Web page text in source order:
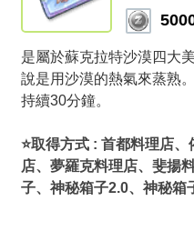
是屬於蘇克拉特沙漠四大
說是用沙漠的熱氣來蒸熟
持續30分鐘。
⭐取得方式 : 首都料理店
店、夢羅克料理店、斐揚
子、神秘箱子2.0、神秘箱